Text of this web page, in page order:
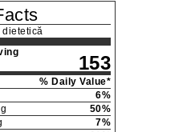
dietetică
153
% Daily Value*
6%
50%
7%